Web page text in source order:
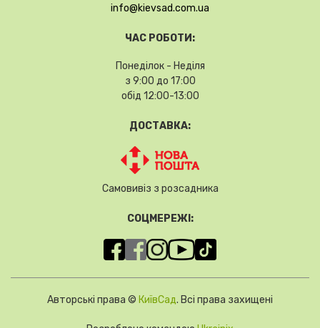
info@kievsad.com.ua
ЧАС РОБОТИ:
Понеділок - Неділя
з 9:00 до 17:00
обід 12:00-13:00
ДОСТАВКА:
Самовивіз з розсадника
СОЦМЕРЕЖІ:
Авторські права © КиївСад. Всі права захищені